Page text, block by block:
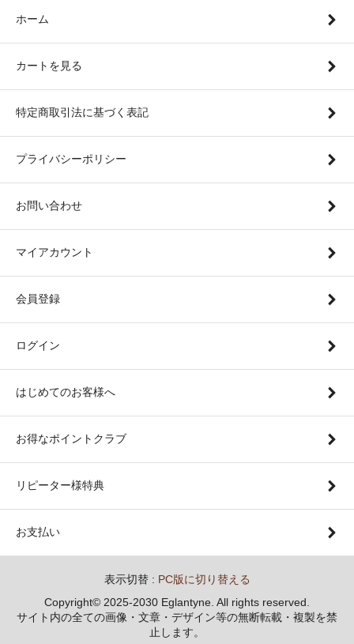
ホーム
カートを見る
特定商取引法に基づく表記
プライバシーポリシー
お問い合わせ
マイアカウント
会員登録
ログイン
はじめてのお客様へ
お得なポイントクラブ
リピーター様特典
お支払い
表示切替 : PC版に切り替える
Copyright© 2025-2030 Eglantyne. All rights reserved.
サイト内の全ての画像・文章・デザイン等の無断転載・複製を禁
止します。